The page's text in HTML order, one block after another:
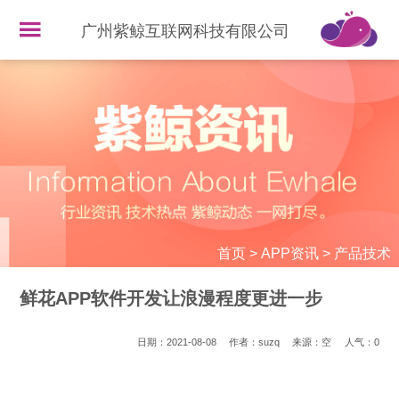
广州紫鲸互联网科技有限公司
首页> APP资讯> 产品技术
鲜花APP软件开发让浪漫程度更进一步
日期：2021-08-08 作者：suzq 来源：空 人气： 0